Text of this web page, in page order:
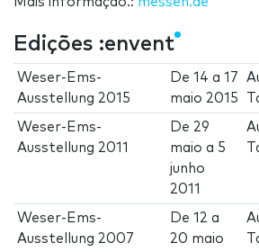
Edições :envent
Weser-Ems-
Ausstellung 2015
De14 a17
maio 2015
Weser-Ems-
Ausstellung 2011
De 29
maio a 5
junho
2011
Weser-Ems-
Ausstellung 2007
De12 a
20 maio